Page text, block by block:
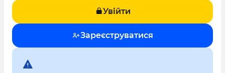
Увійти
Зареєструватися